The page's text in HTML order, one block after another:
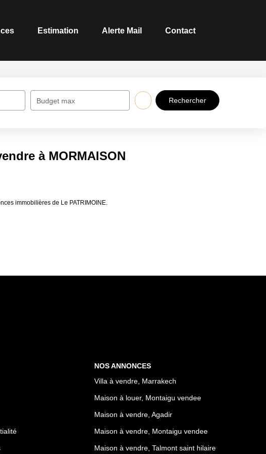
Estimation Alerte Mail Contact
Budget max
à MORMAISON
immobilières de Le PATRIMOINE.
NOS ANNONCES
Villa à vendre, Marrakech
Maison à louer, Montaigu vendee
Maison à vendre, Agadir
Maison à vendre, Montaigu vendee
Maison à vendre, Talmont saint hilaire